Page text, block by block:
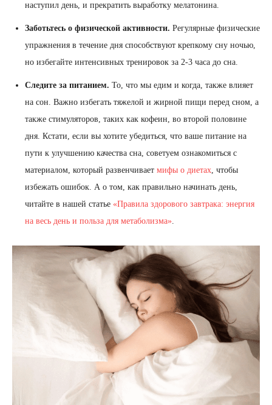
наступил день, и прекратить выработку мелатонина.
Заботьтесь о физической активности. Регулярные физические
упражнения в течение дня способствуют крепкому сну ночью,
но избегайте интенсивных тренировок за 2-3 часа до сна.
Следите за питанием. То, что мы едим и когда, также влияет
на сон. Важно избегать тяжелой и жирной пищи перед сном, а
также стимуляторов, таких как кофеин, во второй половине
дня. Кстати, если вы хотите убедиться, что ваше питание на
пути к улучшению качества сна, советуем ознакомиться с
материалом, который развенчивает мифы о диетах, чтобы
избежать ошибок. А о том, как правильно начинать день,
читайте в нашей статье «Правила здорового завтрака: энергия
на весь день и польза для метаболизма».